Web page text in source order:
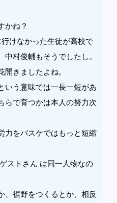
かね？
けなかった生徒が高校で
中村俊輔もそうでしたし。
きましたよね。
いう意味では一長一短があ
らで育つかは本人の努力次
力をバスケではもっと短縮
ストさん は同一人物なの
、裾野をつくるとか、相反